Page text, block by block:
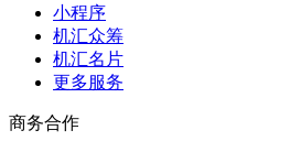
小程序
机汇众筹
机汇名片
更多服务
商务合作